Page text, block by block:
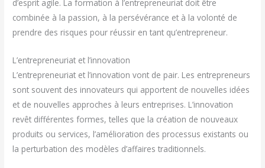
d’esprit agile. La formation à l’entrepreneuriat doit être
combinée à la passion, à la persévérance et à la volonté de
prendre des risques pour réussir en tant qu’entrepreneur.
L’entrepreneuriat et l’innovation
L’entrepreneuriat et l’innovation vont de pair. Les entrepreneurs
sont souvent des innovateurs qui apportent de nouvelles idées
et de nouvelles approches à leurs entreprises. L’innovation
revêt différentes formes, telles que la création de nouveaux
produits ou services, l’amélioration des processus existants ou
la perturbation des modèles d’affaires traditionnels.